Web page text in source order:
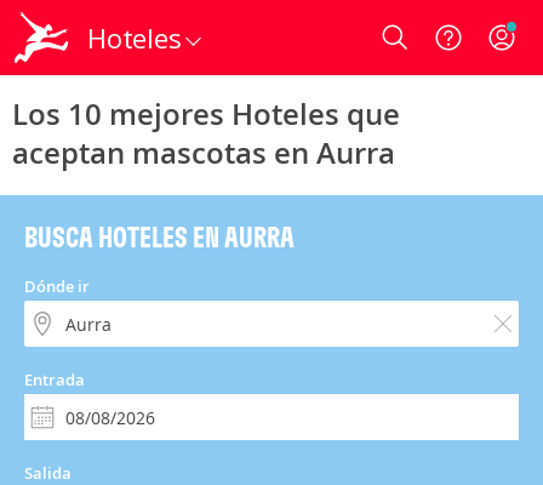
Hoteles Login
Los 10 mejores Hoteles que
aceptan mascotas en Aurra
BUSCA HOTELES EN AURRA
Dónde ir
Entrada
Salida